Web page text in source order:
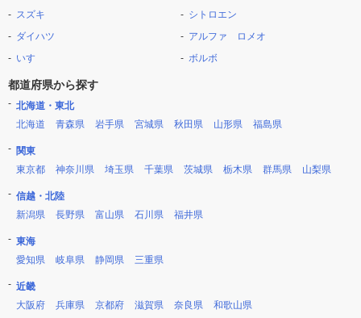
スズキ
ダイハツ
いすゞ
シトロエン
アルファ ロメオ
ボルボ
都道府県から探す
北海道・東北
北海道
青森県 岩手県 宮城県 秋田県 山形県 福島県
関東
東京都
神奈川県 埼玉県 千葉県 茨城県 栃木県 群馬県 山梨県
信越・北陸
新潟県
長野県 富山県 石川県 福井県
東海
愛知県
岐阜県 静岡県 三重県
近畿
大阪府
兵庫県 京都府 滋賀県 奈良県 和歌山県